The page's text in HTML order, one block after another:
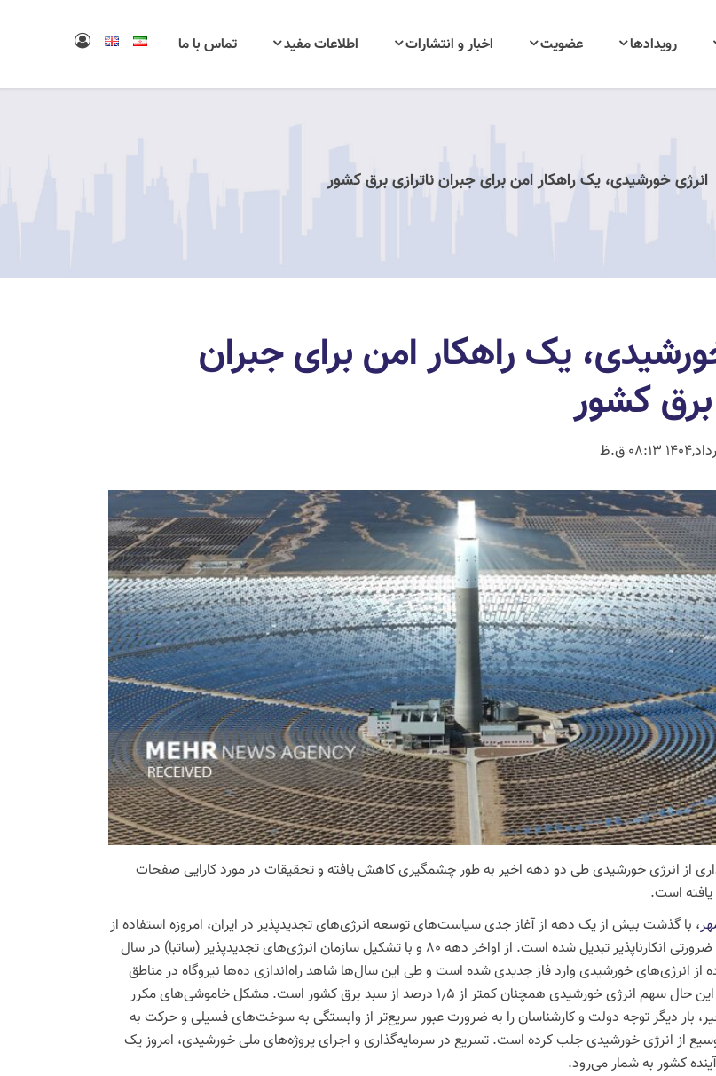
رویدادها عضویت اخبار و انتشارات اطلاعات مفید تماس با ما
انرژی خورشیدی، یک راهکار امن برای جبران ناترازی برق کشور
یک راهکار امن برای جبران
برق کشور
از انرژی خورشیدی طی دو دهه اخیر به طور چشمگیری کاهش یافته و تحقیقات در مورد کارایی صفحات
است.
، با گذشت بیش از یک دهه از آغاز جدی سیاست‌های توسعه انرژی‌هایتجدیدپذیر در ایران، امروزه استفاده از
تبدیل شده است. از اواخر دهه ۸۰ و با تشکیل سازمان انرژی‌های
تجدیدپذیر (ساتبا) در سال
از انرژی‌های خورشیدی وارد فاز جدیدی شده است و طی این سال‌ها شاهد راه‌اندازی ده‌ها نیروگاه در مناطق
مختلف بوده‌ایم؛ با این حال سهم انرژی خورشیدی همچنان کمتر از ۱٫۵ درصد از سبد برق کشور است. مشکل خاموشی‌های مکرر
بار دیگر توجه دولت و کارشناسان را به ضرورت عبور سریع‌تر از وابستگی به سوخت‌های فسیلی و حرکت به
از انرژی خورشیدی جلب کرده است. تسریع در سرمایه‌گذاری و اجرای پروژه‌های ملی خورشیدی، امروز یک
کشور به شمار می‌رود.